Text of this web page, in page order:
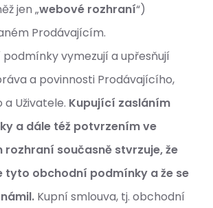
jen „webové rozhraní“)
Prodávajícím.
vymezují a upřesňují
a povinnosti Prodávajícího,
a Uživatele. Kupující zasláním
a dále též potvrzením ve
rozhraní současně stvrzuje, že
tyto obchodní podmínky a že se
Kupní smlouva, tj. obchodní